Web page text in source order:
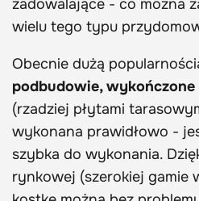
zadowalające - co można
wielu tego typu
Obecnie dużą
podbudowie,
(rzadziej płytami
wykonana prawidłowo -
szybka do wykonania.
rynkowej (szerokiej gamie